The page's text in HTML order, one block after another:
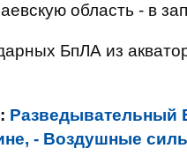
область - в
БпЛА из
Разведывательный
- Воздушные